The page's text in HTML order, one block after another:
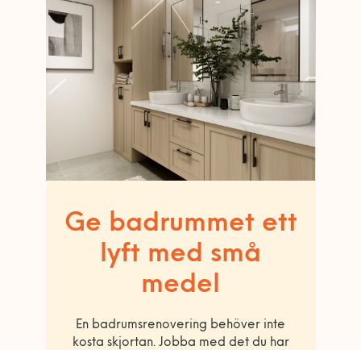
Ge badrummet ett
lyft med små
medel
En badrumsrenovering behöver inte
kosta skjortan. Jobba med det du har